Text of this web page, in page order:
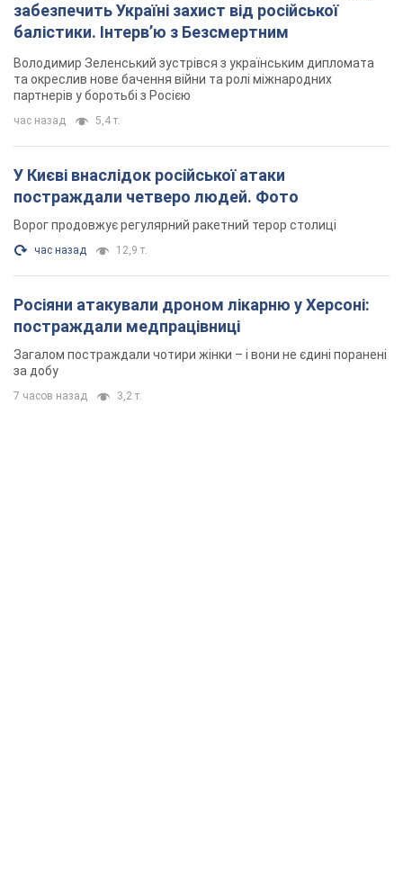
забезпечить Україні захист від російської
балістики. Інтерв’ю з Безсмертним
Володимир Зеленський зустрівся з українським дипломата
та окреслив нове бачення війни та ролі міжнародних
партнерів у боротьбі з Росією
час назад 5,4 т.
У Києві внаслідок російської атаки
постраждали четверо людей. Фото
Ворог продовжує регулярний ракетний терор столиці
час назад 12,9 т.
Росіяни атакували дроном лікарню у Херсоні:
постраждали медпрацівниці
Загалом постраждали чотири жінки – і вони не єдині поранені
за добу
7 часов назад 3,2 т.